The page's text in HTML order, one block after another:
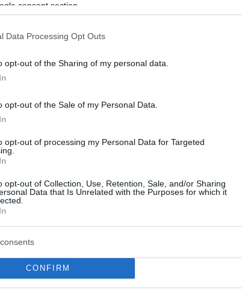
consent section.
Data Processing Opt Outs
opt-out of the Sharing of my personal data.
opt-out of the Sale of my Personal Data.
opt-out of processing my Personal Data for Targeted
opt-out of Collection, Use, Retention, Sale, and/or Sharing
Data that Is Unrelated with the Purposes for which it
CONFIRM
El mejor Carsen Edwards
de la temporada
22/ENE/23 16:02
ante el Bahcesehir Koleji
Nemanja Bjelica estará
19/NOV/22 10:28
con el Fenerbahce
Dyshawn Pierre y Danilo
Barthel, dudas hasta